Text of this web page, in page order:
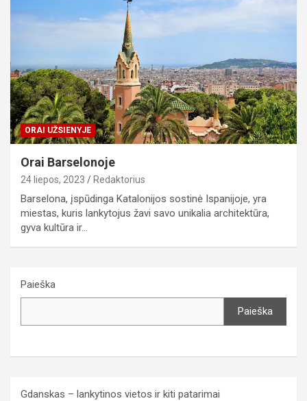
ORAI UŽSIENYJE
Orai Barselonoje
24 liepos, 2023 Redaktorius
Barselona, įspūdinga Katalonijos sostinė Ispanijoje, yra
miestas, kuris lankytojus žavi savo unikalia architektūra,
gyva kultūra ir…
Paieška
Paieška
Gdanskas – lankytinos vietos ir kiti patarimai